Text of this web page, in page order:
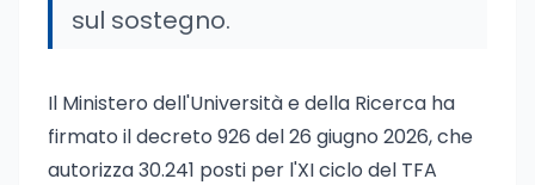
sul sostegno.
Il Ministero dell'Università e della Ricerca ha
firmato il decreto 926 del 26 giugno 2026, che
autorizza 30.241 posti per l'XI ciclo del TFA